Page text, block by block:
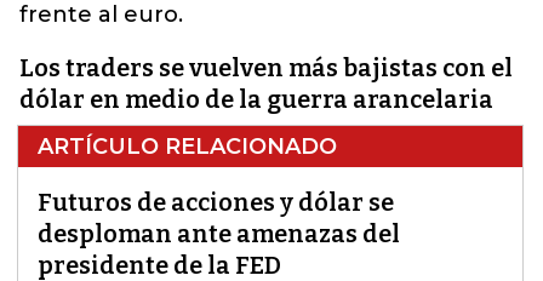
frente al euro.
Los traders se vuelven más bajistas con el
dólar en medio de la guerra arancelaria
ARTÍCULO RELACIONADO
Futuros de acciones y dólar se
desploman ante amenazas del
presidente de la FED